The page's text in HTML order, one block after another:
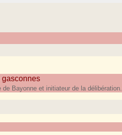
gasconnes
Bayonne et initiateur de la délibération.